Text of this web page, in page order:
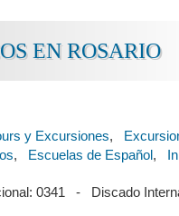
EN ROSARIO
y Excursiones,
, Escuelas de Español,
0341 - Discado